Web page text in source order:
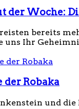
der Woche:
bereits
uns Ihr
der Robaka
und die